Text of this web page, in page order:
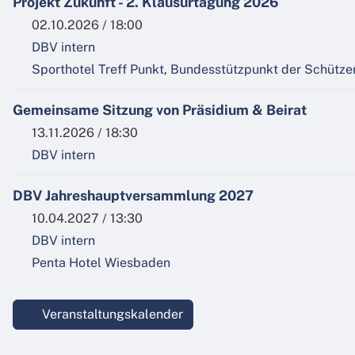
02.10.2026 / 18:00
DBV intern
Sporthotel Treff Punkt, Bundesstützpunkt der
Gemeinsame Sitzung von Präsidium & Beirat
13.11.2026 / 18:30
DBV intern
DBV Jahreshauptversammlung 2027
10.04.2027 / 13:30
DBV intern
Penta Hotel Wiesbaden
Veranstaltungskalender